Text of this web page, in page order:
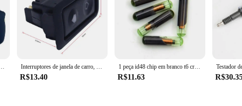
add750 do detector do sistema de ignição do policial do carro Interruptores de janela de carro, 6 pinos, 12v/24v, 20a, controle de energia elétrica automática, levantador de janela, botão de controle para cima/baixo, acessórios universais para carro
R$13.40
1 peça id48 chip em branco t6 crypto desbloquear cópia chave do carro transponder de vidro chip id 48 chip preço de atacado
R$11.63